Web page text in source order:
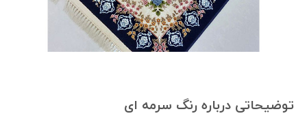
توضیحاتی درباره رنگ سرمه ای